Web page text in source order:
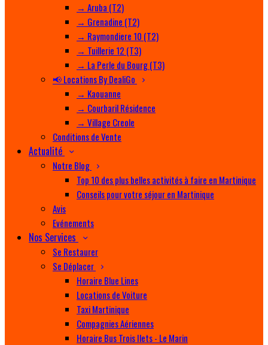
→ Aruba (T2)
→ Grenadine (T2)
→ Raymondiere 10 (T2)
→ Tuillerie 12 (T3)
→ La Perle du Bourg (T3)
📢 Locations By DealiGo
→ Kaouanne
→ Courbaril Résidence
→ Village Creole
Conditions de Vente
Actualité
Notre Blog
Top 10 des plus belles activités à faire en Martinique
Conseils pour votre séjour en Martinique
Avis
Evénements
Nos Services
Se Restaurer
Se Déplacer
Horaire Blue Lines
Locations de Voiture
Taxi Martinique
Compagnies Aériennes
Horaire Bus Trois Ilets - Le Marin